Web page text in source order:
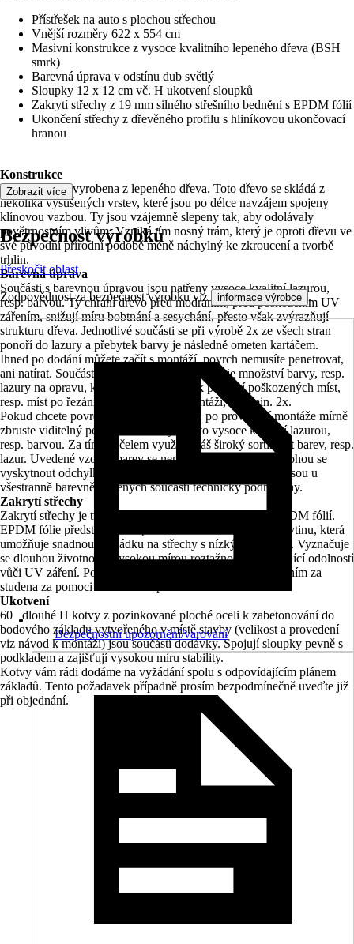
Přístřešek na auto s plochou střechou
Vnější rozměry 622 x 554 cm
Masivní konstrukce z vysoce kvalitního lepeného dřeva (BSH
smrk)
Barevná úprava v odstínu dub světlý
Sloupky 12 x 12 cm vč. H ukotvení sloupků
Zakrytí střechy z 19 mm silného střešního bednění s EPDM fólií
Ukončení střechy z dřevěného profilu s hliníkovou ukončovací
hranou
Konstrukce
Konstrukce je vyrobena z lepeného dřeva. Toto dřevo se skládá z
několika vysušených vrstev, které jsou po délce navzájem spojeny
klínovou vazbou. Ty jsou vzájemně slepeny tak, aby odolávaly
povětrnostním vlivům. Vzniká tím nosný trám, který je oproti dřevu ve
své původní přírodní podobě méně náchylný ke zkroucení a tvorbě
trhlin.
Barevná úprava
Součásti s barevnou úpravou jsou natřeny vysoce kvalitní lazurou,
resp. barvou. Ty chrání dřevo před modráním, před poškozením UV
zářením, snižují míru bobtnání a sesychání, přesto však zvýrazňují
strukturu dřeva. Jednotlivé součásti se při výrobě 2x ze všech stran
ponoří do lazury a přebytek barvy je následně ometen kartáčem.
Ihned po dodání můžete začít s montáží, povrch nemusíte penetrovat,
ani natírat. Součástí každé stavebnicové sady je množství barvy, resp.
lazury na opravu, kterou můžete použít k přetření poškozených míst,
resp. míst po řezání a šroubování při montáži, a to min. 2x.
Pokud chcete povrch dále zdokonalovat, po provedení montáže mírně
zbruste viditelný povrch a natřete jej touto vysoce kvalitní lazurou,
resp. barvou. Za tímto účelem využijte náš široký sortiment barev, resp.
lazur. Uvedené vzorky barev se nemusí zcela shodovat, mohou se
vyskytnout odchylky v barevnosti. Stopy po usazeninách jsou u
všestranně barevně natřených součástí technicky podmíněny.
Zakrytí střechy
Zakrytí střechy je tvořeno 19 mm střešním bedněním s EPDM fólií.
EPDM fólie představuje bezpečnou a trvanlivou střešní krytinu, která
umožňuje snadnou pokládku na střechy s nízkým sklonem. Vyznačuje
se dlouhou životností, vysokou mírou roztažnosti a vynikající odolností
vůči UV záření. Pokládka se provádí v jednom kuse slepením za
studena za pomoci dodaného lepidla.
Ukotvení
60 dlouhé H kotvy z pozinkované ploché oceli k zabetonování do
bodového základu vytvořeného v místě stavby (velikost a provedení
viz návod k montáži) jsou součástí dodávky. Spojují sloupky pevně s
podkladem a zajišťují vysokou míru stability.
Kotvy vám rádi dodáme na vyžádání spolu s odpovídajícím plánem
základů. Tento požadavek případně prosím bezpodmínečně uveďte již
při objednání.
Zobrazit více
Bezpečnost výrobků
Přeskočit oblast
Zodpovědnost za bezpečnost výrobku viz informace výrobce .
Bezpečnostní upozornění/varování